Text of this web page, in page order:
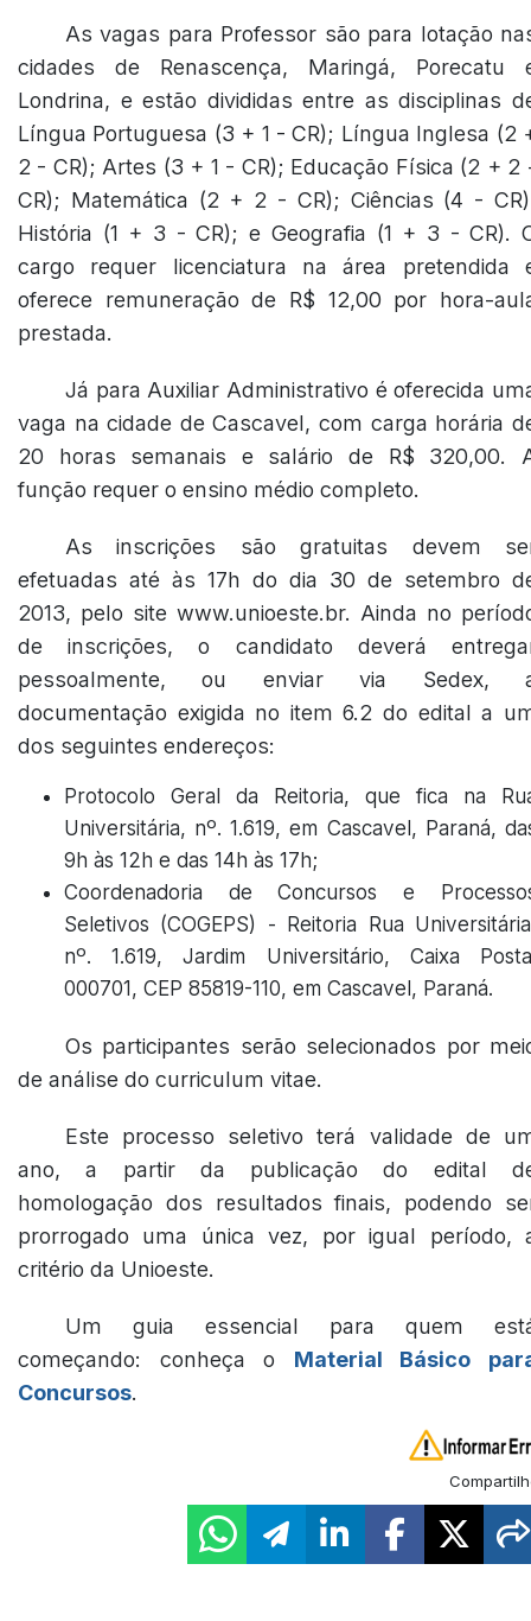
As vagas para Professor são para lotação
cidades de Renascença, Maringá, Porecatu
Londrina, e estão divididas entre as disciplinas
Língua Portuguesa (3 + 1 - CR); Língua Inglesa (2
2 - CR); Artes (3 + 1 - CR); Educação Física (2 + 2
CR); Matemática (2 + 2 - CR); Ciências (4 -
História (1 + 3 - CR); e Geografia (1 + 3 - CR).
cargo requer licenciatura na área pretendida
oferece remuneração de R$ 12,00 por hora-
prestada.
Já para Auxiliar Administrativo é oferecida
vaga na cidade de Cascavel, com carga horária
20 horas semanais e salário de R$ 320,00.
função requer o ensino médio completo.
As inscrições são gratuitas devem
efetuadas até às 17h do dia 30 de setembro
2013, pelo site www.unioeste.br. Ainda no
de inscrições, o candidato deverá
pessoalmente, ou enviar via Sedex,
documentação exigida no item 6.2 do edital a
dos seguintes endereços:
Protocolo Geral da Reitoria, que fica na
Universitária, nº. 1.619, em Cascavel, Paraná,
9h às 12h e das 14h às 17h;
Coordenadoria de Concursos e
Seletivos (COGEPS) - Reitoria Rua
nº. 1.619, Jardim Universitário, Caixa
000701, CEP 85819-110, em Cascavel, Paraná.
Os participantes serão selecionados por
de análise do curriculum vitae.
Este processo seletivo terá validade de
ano, a partir da publicação do edital
homologação dos resultados finais, podendo
prorrogado uma única vez, por igual período,
critério da Unioeste.
Um guia essencial para quem
começando: conheça o Material Básico
Concursos.